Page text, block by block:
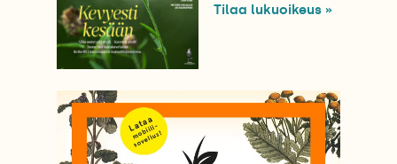
Tilaa lukuoikeus »